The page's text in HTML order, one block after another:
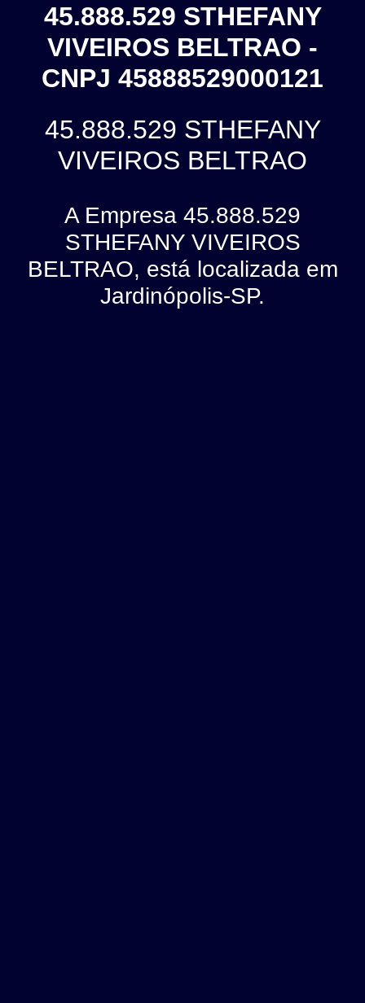
45.888.529 STHEFANY
VIVEIROS BELTRAO -
CNPJ 45888529000121
45.888.529 STHEFANY
VIVEIROS BELTRAO
A Empresa 45.888.529
STHEFANY VIVEIROS
BELTRAO, está localizada em
Jardinópolis-SP.